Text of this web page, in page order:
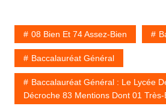
08 Bien Et 74 Assez-Bien
Baccalauréat Général
Baccalauréat Général : Le Lycée
Décroche 83 Mentions Dont 01 Très-